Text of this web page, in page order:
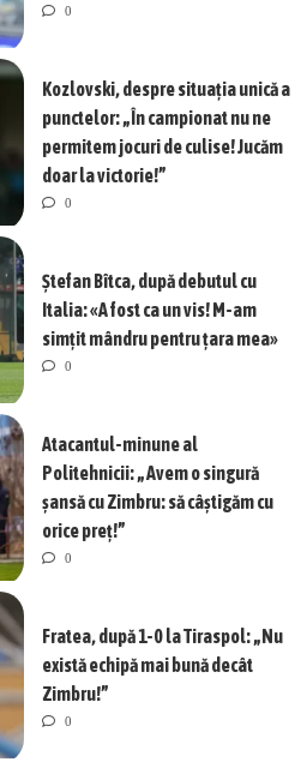
0
Kozlovski, despre situația unică a
punctelor: „În campionat nu ne
permitem jocuri de culise! Jucăm
doar la victorie!”
0
Ștefan Bîtca, după debutul cu
Italia: «A fost ca un vis! M-am
simțit mândru pentru țara mea»
0
Atacantul-minune al
Politehnicii: „Avem o singură
șansă cu Zimbru: să câștigăm cu
orice preț!”
0
Fratea, după 1-0 la Tiraspol: „Nu
există echipă mai bună decât
Zimbru!”
0